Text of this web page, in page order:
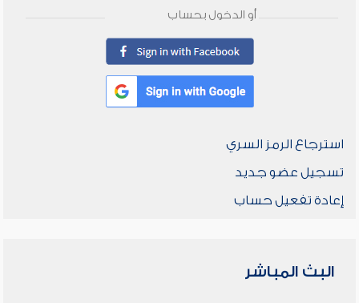
أو الدخول بحساب
استرجاع الرمز السري
تسجيل عضو جديد
إعادة تفعيل حساب
البث المباشر